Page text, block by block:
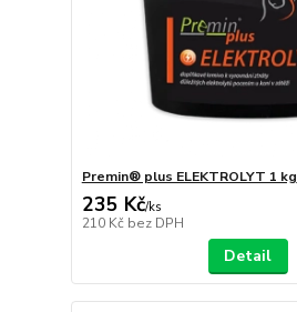
Premin® plus ELEKTROLYT 1 kg
235 Kč/ks
210 Kč bez DPH
Detail